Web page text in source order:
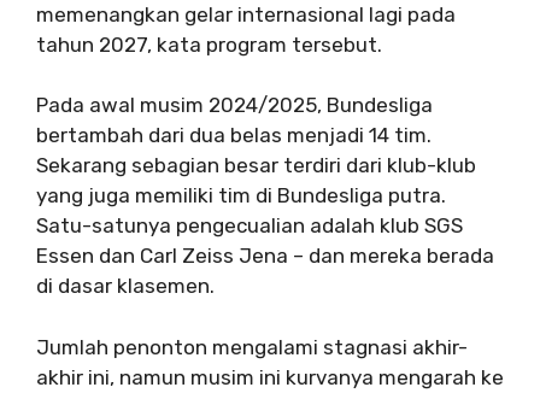
memenangkan gelar internasional lagi pada
tahun 2027, kata program tersebut.
Pada awal musim 2024/2025, Bundesliga
bertambah dari dua belas menjadi 14 tim.
Sekarang sebagian besar terdiri dari klub-klub
yang juga memiliki tim di Bundesliga putra.
Satu-satunya pengecualian adalah klub SGS
Essen dan Carl Zeiss Jena – dan mereka berada
di dasar klasemen.
Jumlah penonton mengalami stagnasi akhir-
akhir ini, namun musim ini kurvanya mengarah ke